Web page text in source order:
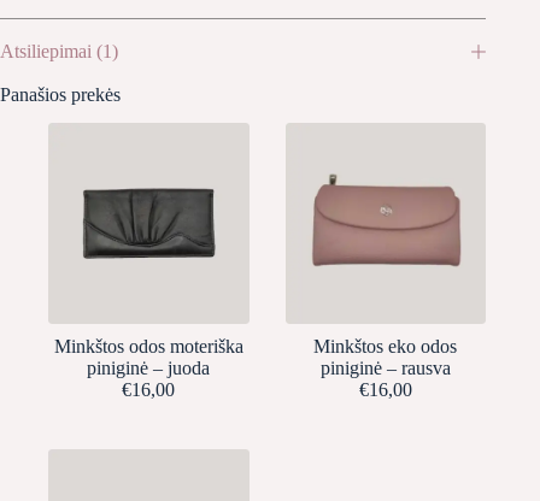
Atsiliepimai (1)
Panašios prekės
Minkštos odos moteriška
piniginė – juoda
€16,00
Minkštos eko odos
piniginė – rausva
€16,00